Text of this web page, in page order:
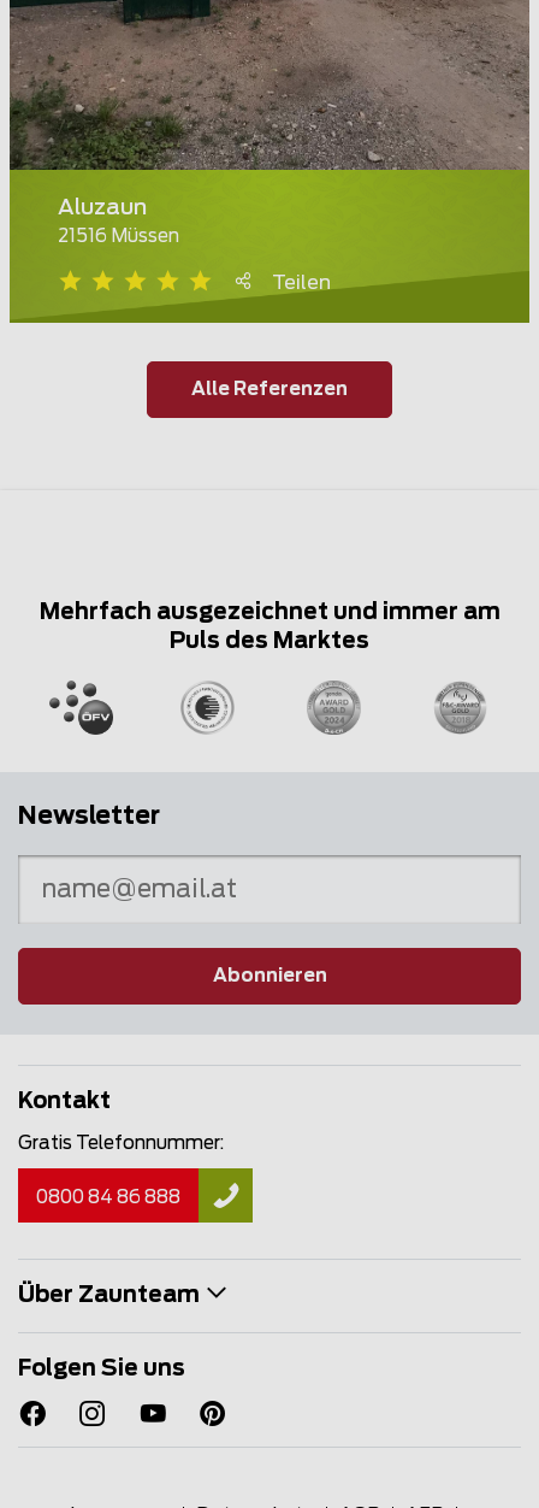
Aluzaun
21516 Müssen
Teilen
Alle Referenzen
Mehrfach ausgezeichnet und immer am
Puls des Marktes
Newsletter
Abonnieren
Kontakt
Gratis Telefonnummer:
0800 84 86 888
Über Zaunteam
Folgen Sie uns